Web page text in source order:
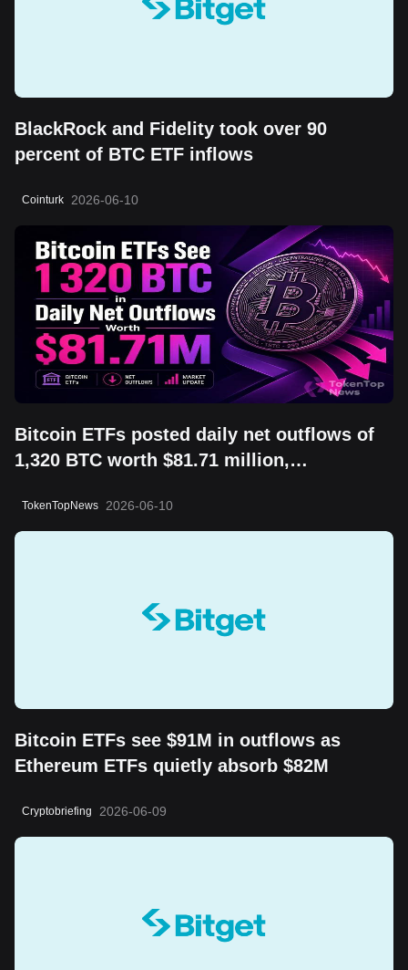
BlackRock and Fidelity took over 90
percent of BTC ETF inflows
Cointurk 2026-06-10
Bitcoin ETFs posted daily net outflows of
1,320 BTC worth $81.71 million,
short-term sentiment.
TokenTopNews 2026-06-10
Bitcoin ETFs see $91M in outflows as
Ethereum ETFs quietly absorb $82M
Cryptobriefing 2026-06-09